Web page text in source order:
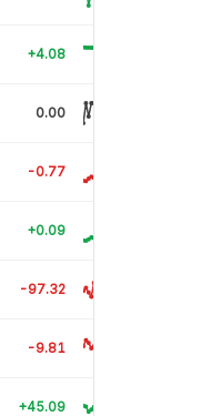
+4.08
0.00
-0.77
+0.09
-97.32
-9.81
+45.09